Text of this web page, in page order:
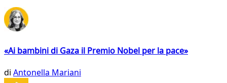
«Ai bambini di Gaza il Premio Nobel per la pace»
di Antonella Mariani